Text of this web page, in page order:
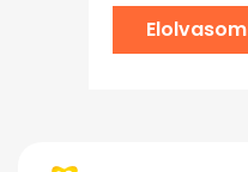
Elolvasom